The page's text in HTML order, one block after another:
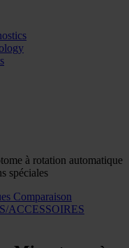
à rotation automatique
spéciales
Comparaison
ACCESSOIRES